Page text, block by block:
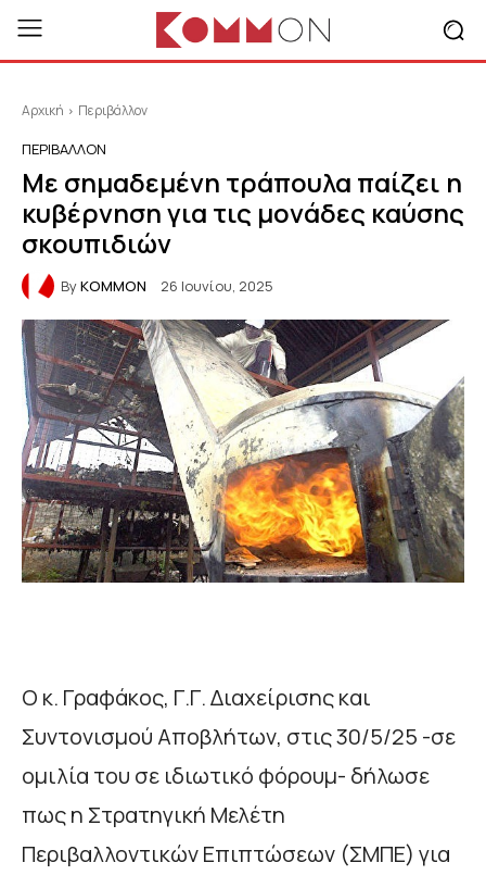
Αρχική Περιβάλλον
ΠΕΡΙΒΆΛΛΟΝ
Με σημαδεμένη τράπουλα παίζει η
κυβέρνηση για τις μονάδες καύσης
σκουπιδιών
ByKOMMON 26 Ιουνίου, 2025
Ο κ. Γραφάκος, Γ.Γ. Διαχείρισης και
Συντονισμού Αποβλήτων, στις 30/5/25 -σε
ομιλία του σε ιδιωτικό φόρουμ- δήλωσε
πως η Στρατηγική Μελέτη
Περιβαλλοντικών Επιπτώσεων (ΣΜΠΕ) για